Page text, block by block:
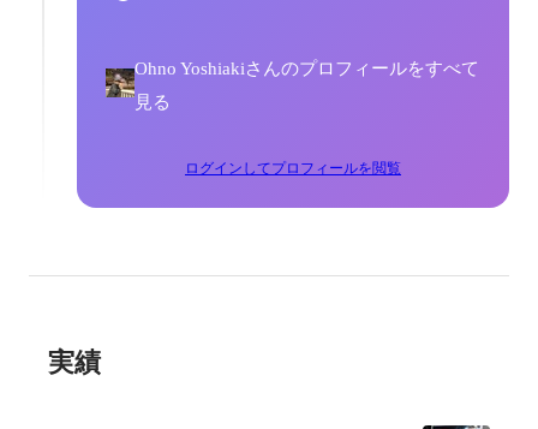
Ohno Yoshiakiさんのプロフィールをすべて
見る
ログインしてプロフィールを閲覧
実績